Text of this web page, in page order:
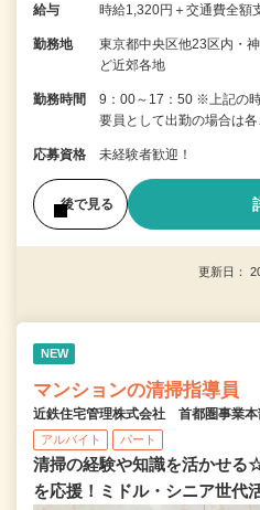
給与 時給1,320円＋交通費全額
勤務地
東京都中央区他23区内・
ど近郊各地
勤務時間
9：00～17：50 ※上記の
要員として出勤の場合は各
応募資格 未経験者歓迎！
後で見る
更新日：
NEW
マンションの清掃指導員
近鉄住宅管理株式会社 首都圏事業本
アルバイト パート
清掃の経験や知識を活かせる
を応援！ミドル・シニア世代